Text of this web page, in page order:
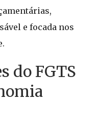
e focada nos
do FGTS